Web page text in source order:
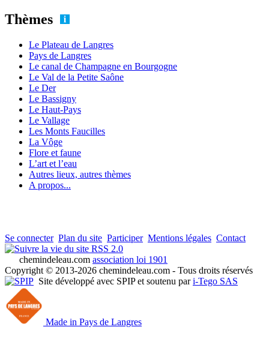
Thèmes
Le Plateau de Langres
Pays de Langres
Le canal de Champagne en Bourgogne
Le Val de la Petite Saône
Le Der
Le Bassigny
Le Haut-Pays
Le Vallage
Les Monts Faucilles
La Vôge
Flore et faune
L’art et l’eau
Autres lieux, autres thèmes
A propos...
Se connecter Plan du site Participer Mentions légales Contact
RSS 2.0
chemindeleau.com association loi 1901
Copyright © 2013-2026 chemindeleau.com - Tous droits réservés
Site développé avec SPIP et soutenu pari-Tego SAS
Made in Pays de Langres